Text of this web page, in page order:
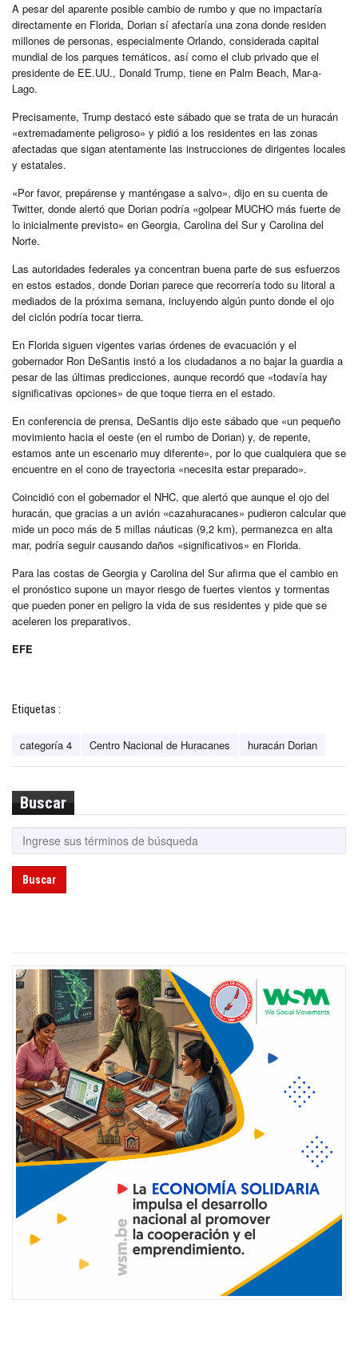
A pesar del aparente posible cambio de rumbo y que no impactaría
directamente en Florida, Dorian sí afectaría una zona donde residen
millones de personas, especialmente Orlando, considerada capital
mundial de los parques temáticos, así como el club privado que el
presidente de EE.UU., Donald Trump, tiene en Palm Beach, Mar-a-
Lago.
Precisamente, Trump destacó este sábado que se trata de un huracán
«extremadamente peligroso» y pidió a los residentes en las zonas
afectadas que sigan atentamente las instrucciones de dirigentes locales
y estatales.
«Por favor, prepárense y manténgase a salvo», dijo en su cuenta de
Twitter, donde alertó que Dorian podría «golpear MUCHO más fuerte de
lo inicialmente previsto» en Georgia, Carolina del Sur y Carolina del
Norte.
Las autoridades federales ya concentran buena parte de sus esfuerzos
en estos estados, donde Dorian parece que recorrería todo su litoral a
mediados de la próxima semana, incluyendo algún punto donde el ojo
del ciclón podría tocar tierra.
En Florida siguen vigentes varias órdenes de evacuación y el
gobernador Ron DeSantis instó a los ciudadanos a no bajar la guardia a
pesar de las últimas predicciones, aunque recordó que «todavía hay
significativas opciones» de que toque tierra en el estado.
En conferencia de prensa, DeSantis dijo este sábado que «un pequeño
movimiento hacia el oeste (en el rumbo de Dorian) y, de repente,
estamos ante un escenario muy diferente», por lo que cualquiera que se
encuentre en el cono de trayectoria «necesita estar preparado».
Coincidió con el gobernador el NHC, que alertó que aunque el ojo del
huracán, que gracias a un avión «cazahuracanes» pudieron calcular que
mide un poco más de 5 millas náuticas (9,2 km), permanezca en alta
mar, podría seguir causando daños «significativos» en Florida.
Para las costas de Georgia y Carolina del Sur afirma que el cambio en
el pronóstico supone un mayor riesgo de fuertes vientos y tormentas
que pueden poner en peligro la vida de sus residentes y pide que se
aceleren los preparativos.
EFE
Etiquetas :
categoría 4 Centro Nacional de Huracanes huracán Dorian
Buscar
Buscar